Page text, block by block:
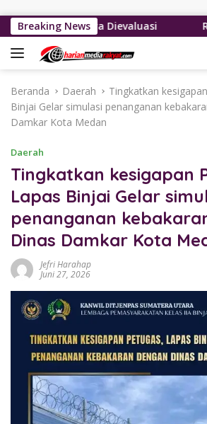
Breaking News
Segera Dievaluasi Raih
Beranda Daerah
Tingkatkan
Binjai Gelar simulasi penanganan
Damkar Kota Medan
Daerah
Tingkatkan kesigapan
Lapas Binjai Gelar
penanganan
Dinas Damkar Kota
Jefri Harahap
Juni 27, 2026